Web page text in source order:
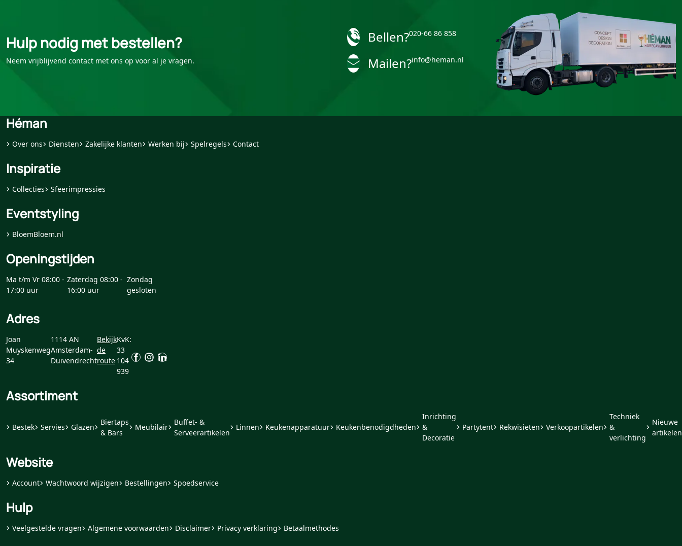
Hulp nodig met bestellen?
Neem vrijblijvend contact met ons op voor al je vragen.
Bellen?020-66 86 858
Mailen?info@heman.nl
Héman
Over ons Diensten Zakelijke klanten Werken bij Spelregels Contact
Inspiratie
Collecties Sfeerimpressies
Eventstyling
BloemBloem.nl
Openingstijden
Ma t/m Vr 08:00 -
17:00 uur
Zaterdag 08:00 -
16:00 uur
Zondag
gesloten
Adres
Joan
Muyskenweg
34
1114 AN
Amsterdam-
Duivendrecht
Bekijk
de
route
KvK:
33
104
939
Assortiment
Bestek Servies Glazen
Biertaps
& Bars
Meubilair
Buffet- &
Serveerartikelen
Linnen Keukenapparatuur Keukenbenodigdheden
Inrichting
&
Decoratie
Partytent Rekwisieten Verkoopartikelen
Techniek
&
verlichting
Nieuwe
artikelen
Website
Account Wachtwoord wijzigen Bestellingen Spoedservice
Hulp
Veelgestelde vragen Algemene voorwaarden Disclaimer Privacy verklaring Betaalmethodes